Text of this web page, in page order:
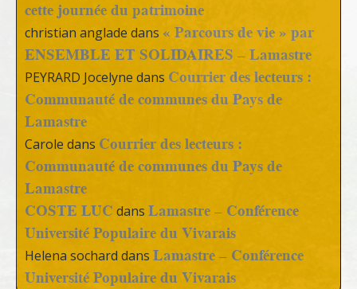
cette journée du patrimoine
christian anglade dans « Parcours de vie » par
ENSEMBLE ET SOLIDAIRES – Lamastre
PEYRARD Jocelyne dans Courrier des lecteurs :
Communauté de communes du Pays de
Lamastre
Carole dans Courrier des lecteurs :
Communauté de communes du Pays de
Lamastre
COSTE LUC dans Lamastre – Conférence
Université Populaire du Vivarais
Helena sochard dans Lamastre – Conférence
Université Populaire du Vivarais